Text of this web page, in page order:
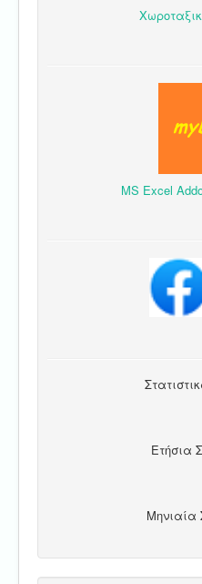
MS Excel
Ετήσια
Μηνιαία